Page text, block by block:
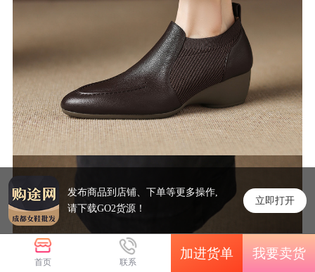
首页 联系 加进货单 我要卖货
发布商品到店铺、下单等更多操作,
请下载GO2货源！
立即打开